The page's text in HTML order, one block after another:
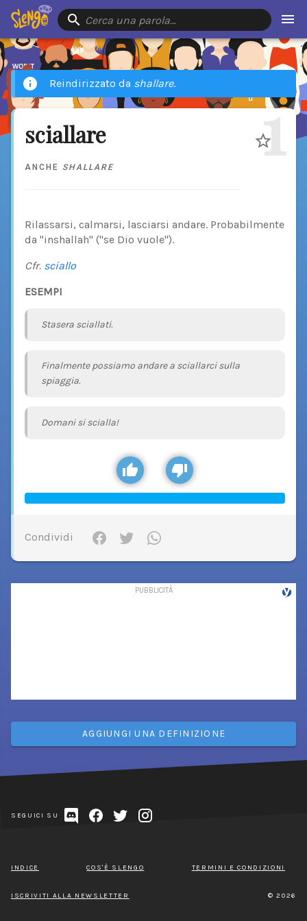
Cerca una parola…
Reindirizzato da shallare.
sciallare
ANCHE SHALLARE 1
Rilassarsi, calmarsi, lasciarsi andare. Probabilmente
da "inshallah" ("se Dio vuole").
Cfr. sciallo
ESEMPI
Stasera sciallati.
Finalmente possiamo andare a sciallarci sulla
spiaggia.
Domani si scialla!
Condividi
AGGIUNGI UNA DEFINIZIONE
SEGUICI SU
INDICE COS'È SLENGO TERMINI E CONDIZIONI
ISCRIVITI ALLA NEWSLETTER © 2026